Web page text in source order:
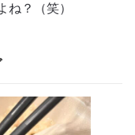
ね？（笑）